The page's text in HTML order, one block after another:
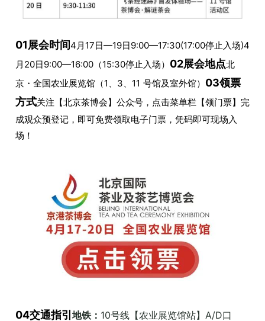
01展会时间4月17日—19日9:00—17:30(17:00停止入场)4
月20日9:00—16:00（15:30停止入场） 02展会地点北
京・全国农业展览馆（1、3、11 号馆及室外馆） 03领票
方式关注【北京茶博会】公众号，点击菜单栏【领门票】完
成观众预登记，即可免费领取电子门票，凭码即可现场入
场！
04交通指引 地铁： 10号线【农业展览馆站】A/D口